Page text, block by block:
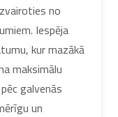
no
Iespēja
kur mazākā
maksimālu
galvenās
un